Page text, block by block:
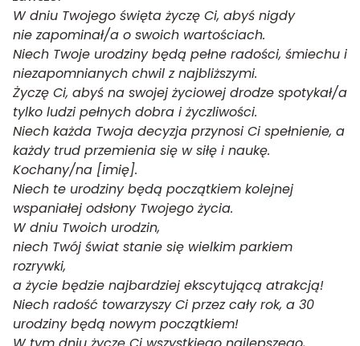
W dniu Twojego święta życzę Ci, abyś nigdy
nie zapominał/a o swoich wartościach.
Niech Twoje urodziny będą pełne radości, śmiechu i
niezapomnianych chwil z najbliższymi.
Życzę Ci, abyś na swojej życiowej drodze spotykał/a
tylko ludzi pełnych dobra i życzliwości.
Niech każda Twoja decyzja przynosi Ci spełnienie, a
każdy trud przemienia się w siłę i naukę.
Kochany/na [imię].
Niech te urodziny będą początkiem kolejnej
wspaniałej odsłony Twojego życia.
W dniu Twoich urodzin,
niech Twój świat stanie się wielkim parkiem
rozrywki,
a życie będzie najbardziej ekscytującą atrakcją!
Niech radość towarzyszy Ci przez cały rok, a 30
urodziny będą nowym początkiem!